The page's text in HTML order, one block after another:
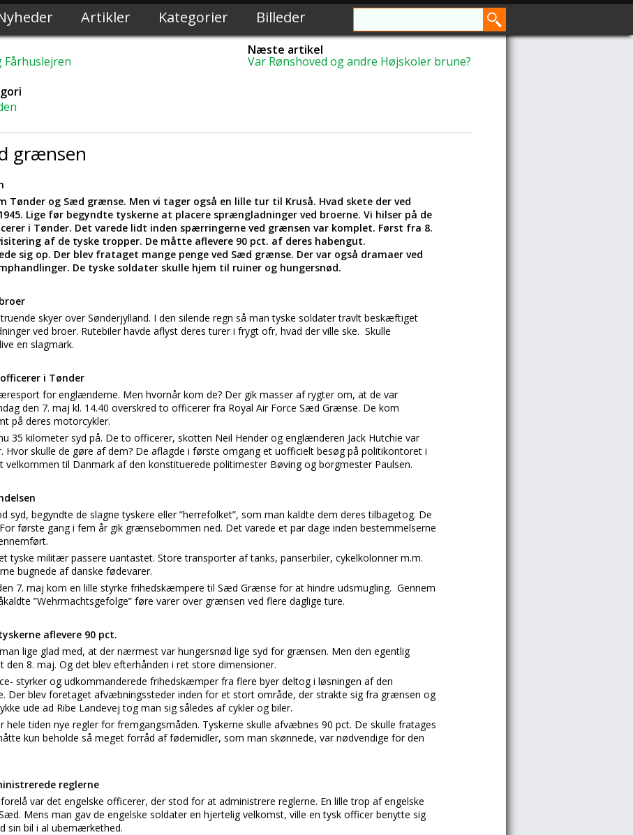
Artikler Kategorier Billeder
Fårhuslejren
Næste artikel
Var Rønshoved og andre Højskoler brune?
grænsen
Tønder og Sæd grænse. Men vi tager også en lille tur til Kruså. Hvad skete der ved
Lige før begyndte tyskerne at placere sprængladninger ved broerne. Vi hilser på de
i Tønder. Det varede lidt inden spærringerne ved grænsen var komplet. Først fra 8.
af de tyske tropper. De måtte aflevere 90 pct. af deres habengut.
sig op. Der blev frataget mange penge ved Sæd grænse. Der var også dramaer ved
De tyske soldater skulle hjem til ruiner og hungersnød.
skyer over Sønderjylland. I den silende regn så man tyske soldater travlt beskæftiget
ved broer. Rutebiler havde aflyst deres turer i frygt ofr, hvad der ville ske. Skulle
en slagmark.
i Tønder
for englænderne. Men hvornår kom de? Der gik masser af rygter om, at de var
den 7. maj kl. 14.40 overskred to officerer fra Royal Air Force Sæd Grænse. De kom
på deres motorcykler.
35 kilometer syd på. De to officerer, skotten Neil Hender og englænderen Jack Hutchie var
Hvor skulle de gøre af dem? De aflagde i første omgang et uofficielt besøg på politikontoret i
velkommen til Danmark af den konstituerede politimester Bøving og borgmester Paulsen.
syd, begyndte de slagne tyskere eller ”herrefolket”, som man kaldte dem deres tilbagetog. De
første gang i fem år gik grænsebommen ned. Det varede et par dage inden bestemmelserne
tyske militær passere uantastet. Store transporter af tanks, panserbiler, cykelkolonner m.m.
bugnede af danske fødevarer.
7. maj kom en lille styrke frihedskæmpere til Sæd Grænse for at hindre udsmugling. Gennem
”Wehrmachtsgefolge” føre varer over grænsen ved flere daglige ture.
aflevere 90 pct.
lige glad med, at der nærmest var hungersnød lige syd for grænsen. Men den egentlig
8. maj. Og det blev efterhånden i ret store dimensioner.
styrker og udkommanderede frihedskæmper fra flere byer deltog i løsningen af den
Der blev foretaget afvæbningssteder inden for et stort område, der strakte sig fra grænsen og
ude ad Ribe Landevej tog man sig således af cykler og biler.
hele tiden nye regler for fremgangsmåden. Tyskerne skulle afvæbnes 90 pct. De skulle fratages
kun beholde så meget forråd af fødemidler, som man skønnede, var nødvendige for den
reglerne
var det engelske officerer, der stod for at administrere reglerne. En lille trop af engelske
Mens man gav de engelske soldater en hjertelig velkomst, ville en tysk officer benytte sig
sin bil i al ubemærkethed.